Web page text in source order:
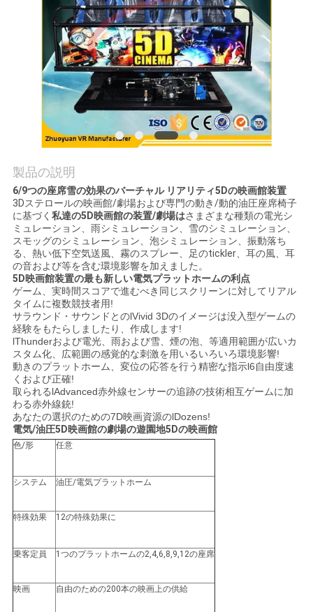
問
い
合
わ
せ
ニ
ュ
ー
ス
ス
図
製品の説明
6/9つの座席雪の効果のバーチャル リアリティ5Dの映画館装置
3Dステロールの映画館/劇場および専門の動き/動的油圧座席椅子
に基づく 私達の5D映画館の装置/劇場はさまざまな種類の電光シ
ミュレーション、雨シミュレーション、雪のシミュレーション、
スモッグのシミュレーション、泡シミュレーション、振動落ち
る、熱い低下空気送風、霧のスプレー、足のtickler、耳の風、耳
の音および等を含む環境影響を加えました。
5D映画館装置の最も新しい電気プラットホームの利点
ゲーム、実時間スコアで進むべき同じスクリーンに対してリアル
タイムに複数競技者用!
サラウンド・サウンドとのlVivid 3Dのイメージは没入型ゲームの
経験をもたらしましたり、作成します!
lThunderおよび電光、雨および雪、煙の泡、等適用範囲が広いカ
スタム化、広範囲の感覚的な刺激を用いるいろいろ環境影響!
動きのプラットホーム、変位の応答を行う精密な指示l6自由度速
くおよび正確!
取られるlAdvanced赤外線センサーの追跡の技術相互ゲームに加
わる赤外線銃!
あなたの選択のための7D映画資源のlDozens!
電気/油圧5D映画館の劇場の遊園地5Dの映画館
色/形 任意
システム 油圧/電気プラットホーム
特殊効果 12の特殊効果に
乗客定員 1つのプラットホームの2,4,6,8,9,12の座席
映画 自由のための200本の映画上の供給